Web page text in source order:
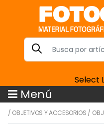
Select
Menú
/ OBJETIVOS Y ACCESORIOS /